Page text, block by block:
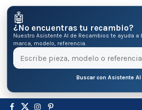
🤖
¿No encuentras tu recambio?
Nuestro Asistente AI de Recambios te ayuda a
marca, modelo, referencia.
Buscar con Asistente AI